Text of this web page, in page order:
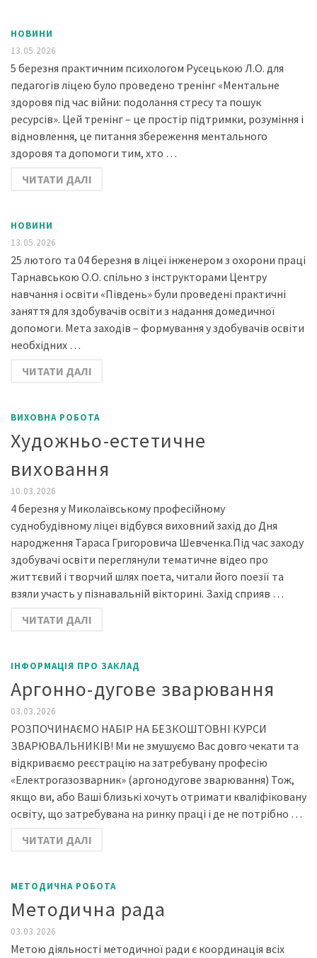
НОВИНИ
13.05.2026
5 березня практичним психологом Русецькою Л.О. для
педагогів ліцею було проведено тренінг «Ментальне
здоровя під час війни: подолання стресу та пошук
ресурсів». Цей тренінг – це простір підтримки, розуміння і
відновлення, це питання збереження ментального
здоровя та допомоги тим, хто …
ЧИТАТИ ДАЛІ
НОВИНИ
13.05.2026
25 лютого та 04 березня в ліцеї інженером з охорони праці
Тарнавською О.О. спільно з інструкторами Центру
навчання і освіти «Південь» були проведені практичні
заняття для здобувачів освіти з надання домедичної
допомоги. ​Мета заходів – формування у здобувачів освіти
необхідних …
ЧИТАТИ ДАЛІ
ВИХОВНА РОБОТА
Художньо-естетичне
виховання
10.03.2026
4 березня у Миколаївському професійному
суднобудівному ліцеї відбувся виховний захід до Дня
народження Тараса Григоровича Шевченка.Під час заходу
здобувачі освіти переглянули тематичне відео про
життєвий і творчий шлях поета, читали його поезії та
взяли участь у пізнавальній вікторині. Захід сприяв …
ЧИТАТИ ДАЛІ
ІНФОРМАЦІЯ ПРО ЗАКЛАД
Аргонно-дугове зварювання
03.03.2026
РОЗПОЧИНАЄМО НАБІР НА БЕЗКОШТОВНІ КУРСИ
ЗВАРЮВАЛЬНИКІВ! Ми не змушуємо Вас довго чекати та
відкриваємо реєстрацію на затребувану професію
«Електрогазозварник» (аргонодугове зварювання) Тож,
якщо ви, або Ваші близькі хочуть отримати кваліфіковану
освіту, що затребувана на ринку праці і де не потрібно …
ЧИТАТИ ДАЛІ
МЕТОДИЧНА РОБОТА
Методична рада
03.03.2026
Метою діяльності методичної ради є координація всіх